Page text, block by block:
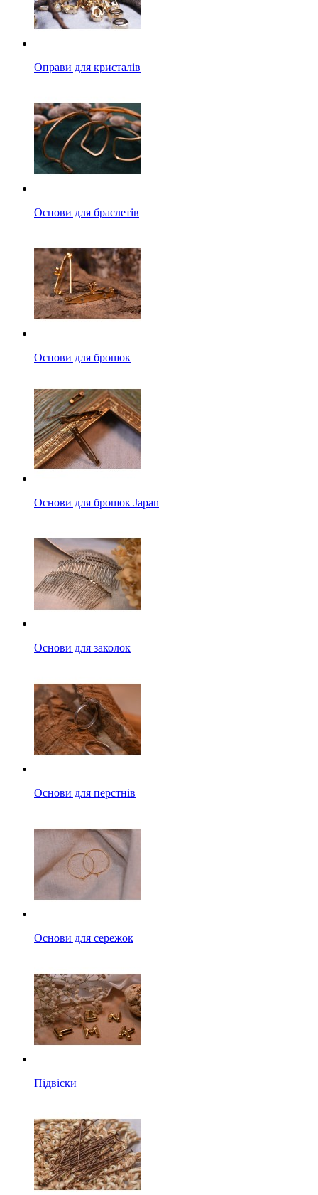
Оправи для кристалів
Основи для браслетів
Основи для брошок
Основи для брошок Japan
Основи для заколок
Основи для перстнів
Основи для сережок
Підвіски